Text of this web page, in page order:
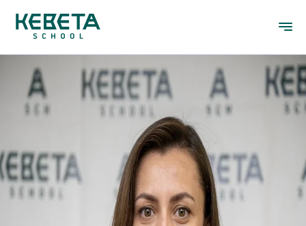
ІРИНА СІНЕЛЬНІК